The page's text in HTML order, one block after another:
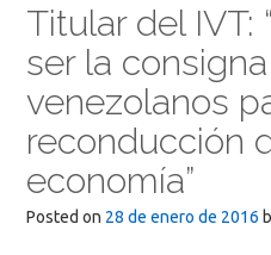
Titular del IVT:
ser la
venezolanos
reconducción
economía”
Posted on 28 de enero de 2016